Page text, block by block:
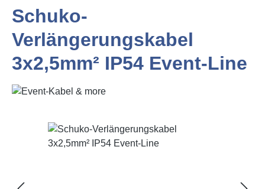
Schuko-
Verlängerungskabel
3x2,5mm² IP54 Event-Line
Bildergalerie überspringen